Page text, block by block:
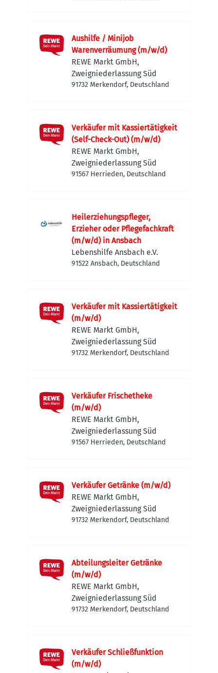
Aushilfe / Minijob
Warenverräumung (m/w/d)
REWE Markt GmbH,
Zweigniederlassung Süd
91732 Merkendorf, Deutschland
Verkäufer mit Kassiertätigkeit
(Self-Check-Out) (m/w/d)
REWE Markt GmbH,
Zweigniederlassung Süd
91567 Herrieden, Deutschland
Heilerziehungspfleger,
Erzieher oder Pflegefachkraft
(m/w/d) in Ansbach
Lebenshilfe Ansbach e.V.
91522 Ansbach, Deutschland
Verkäufer mit Kassiertätigkeit
(m/w/d)
REWE Markt GmbH,
Zweigniederlassung Süd
91732 Merkendorf, Deutschland
Verkäufer Frischetheke
(m/w/d)
REWE Markt GmbH,
Zweigniederlassung Süd
91567 Herrieden, Deutschland
Verkäufer Getränke (m/w/d)
REWE Markt GmbH,
Zweigniederlassung Süd
91732 Merkendorf, Deutschland
Abteilungsleiter Getränke
(m/w/d)
REWE Markt GmbH,
Zweigniederlassung Süd
91732 Merkendorf, Deutschland
Verkäufer Schließfunktion
(m/w/d)